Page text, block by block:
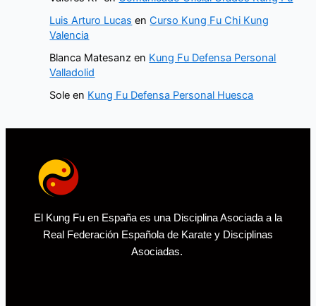
Luis Arturo Lucas enCurso Kung Fu Chi Kung
Valencia
Blanca Matesanz en Kung Fu Defensa Personal
Valladolid
Sole en Kung Fu Defensa Personal Huesca
El Kung Fu en España es una Disciplina Asociada a la
Real Federación Española de Karate y Disciplinas
Asociadas.